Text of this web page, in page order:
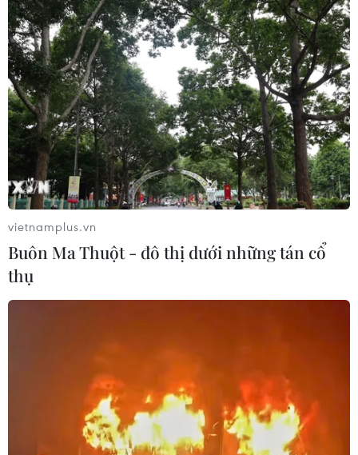
20/11, hiện chưa có thông tin về thương vong và thiệt
hại.
vụ tấn công căn cứ Mỹ tại Syria
Nhóm "Islamic Resistance in Iraq" khẳng định các tay
súng của lực lượng này đã thực hiện vụ tấn công bằng
máy bay không người lái nhằm vào mỏ dầu al-Omar ở
vietnamplus.vn
Buôn Ma Thuột - đô thị dưới những tán cổ
thụ